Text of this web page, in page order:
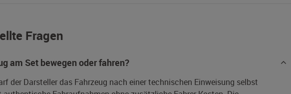
Fragen
am Set bewegen oder fahren?
der Darsteller das Fahrzeug nach einer technischen Einweisung selbst